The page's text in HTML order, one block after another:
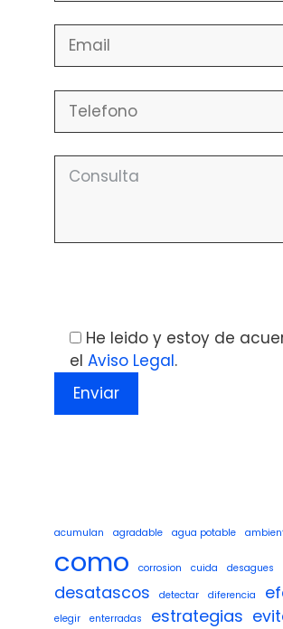
He leido y estoy de
el Aviso Legal.
acumulan agradable agua potable
como corrosion cuida desagues
desatascos detectar diferencia
elegir enterradas estrategias